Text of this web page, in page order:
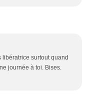
libératrice surtout quand
journée à toi. Bises.